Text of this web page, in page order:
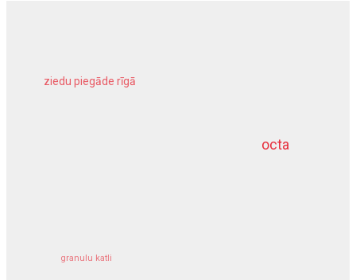
octa
ziedu piegāde rīgā
granulu katli
dziļurbums